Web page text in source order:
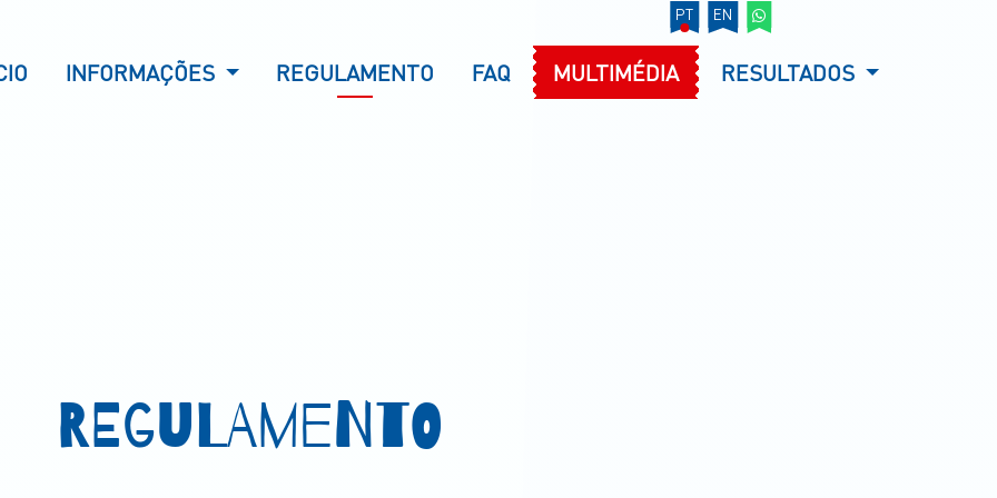
INFORMAÇÕES REGULAMENTO FAQ MULTIMÉDIA RESULTADOS
PT EN
REGULAMENTO